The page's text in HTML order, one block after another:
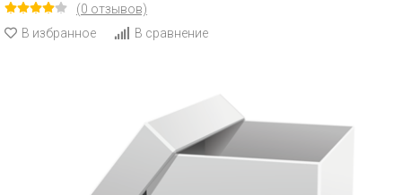
(0 отзывов)
В избранное
В сравнение